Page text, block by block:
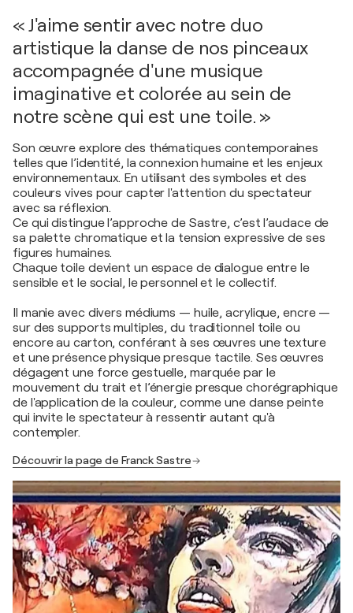
« J'aime sentir avec notre duo
artistique la danse de nos pinceaux
accompagnée d'une musique
imaginative et colorée au sein de
notre scène qui est une toile. »
Son œuvre explore des thématiques contemporaines
telles que l’identité, la connexion humaine et les enjeux
environnementaux. En utilisant des symboles et des
couleurs vives pour capter l'attention du spectateur
avec sa réflexion.
Ce qui distingue l’approche de Sastre, c’est l’audace de
sa palette chromatique et la tension expressive de ses
figures humaines.
Chaque toile devient un espace de dialogue entre le
sensible et le social, le personnel et le collectif.
Il manie avec divers médiums — huile, acrylique, encre —
sur des supports multiples, du traditionnel toile ou
encore au carton, conférant à ses œuvres une texture
et une présence physique presque tactile. Ses œuvres
dégagent une force gestuelle, marquée par le
mouvement du trait et l’énergie presque chorégraphique
de l'application de la couleur, comme une danse peinte
qui invite le spectateur à ressentir autant qu'à
contempler.
Découvrir la page de Franck Sastre